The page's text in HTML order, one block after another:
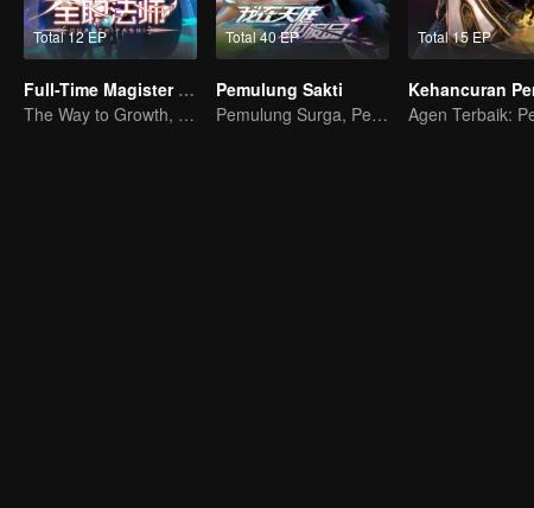
Total 12 EP
Full-Time Magister SS1
The Way to Growth, Encouragement and Self-improvement
Total 40 EP
Pemulung Sakti
Pemulung Surga, Pembasmi Siluman dan Iblis
Total 15 EP